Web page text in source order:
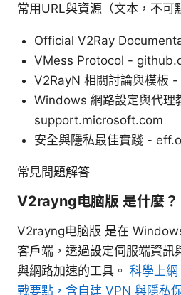
常用URL與資源（文本，不可
Official V2Ray
VMess Protocol -
V2RayN 相關討論與模板
Windows 網路設定與代理
support.microsoft.com
安全與隱私最佳實踐 -
常見問題解答
V2rayng电脑版 是什麼？
V2rayng电脑版 是在
客戶端，透過設定伺服端資訊
與網路加速的工具。 科學上
戰要點，含自建 VPN 與隱私